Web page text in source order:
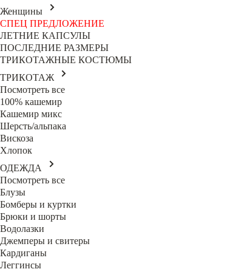
Женщины
СПЕЦ ПРЕДЛОЖЕНИЕ
ЛЕТНИЕ КАПСУЛЫ
ПОСЛЕДНИЕ РАЗМЕРЫ
ТРИКОТАЖНЫЕ КОСТЮМЫ
ТРИКОТАЖ
Посмотреть все
100% кашемир
Кашемир микс
Шерсть/альпака
Вискоза
Хлопок
ОДЕЖДА
Посмотреть все
Блузы
Бомберы и куртки
Брюки и шорты
Водолазки
Джемперы и свитеры
Кардиганы
Леггинсы